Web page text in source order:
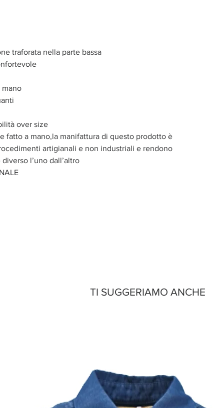
traforata nella parte bassa
mano
over size
fatto a mano,la manifattura di questo prodotto è
artigianali e non industriali e rendono
l’uno dall’altro
TI SUGGERIAMO ANCHE